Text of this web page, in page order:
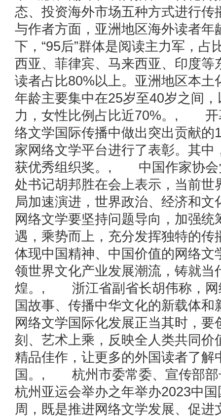
态、投资海外市场五种方式进
与作者方面，亚洲地区海外读者年
下，“95后”群体是阅读主力军，占
西亚、菲律宾、马来西亚、印度等
读者占比80%以上。亚洲地区本土
年龄主要集中在25岁至40岁之间，
力，女性比例占比近70%。, 开
络文学国际传播中做出突出贡献的
家网络文学平台进行了表彰。其中
获优秀组织奖。, 中国作家协会
处书记胡邦胜在会上表示，当前世
局加速演进，世界政治、经济和文
网络文学要坚持问题导向，加强统
遇，乘势而上，充分发挥独特的传
体现中国精神、中国价值的网络文
领世界文化产业发展潮流，铸就当
煌。, 浙江省副省长胡伟称，网
国故事、传播中华文化的新载体和
网络文学国际化发展正当其时，要
刻、艺术上乘，反映全人类共同价
精品佳作，让更多的外国读者了解
国。, 杭州市委常委、宣传部部
杭州亚运会举办之年举办2023中
周，既是推进网络文学发展、促进